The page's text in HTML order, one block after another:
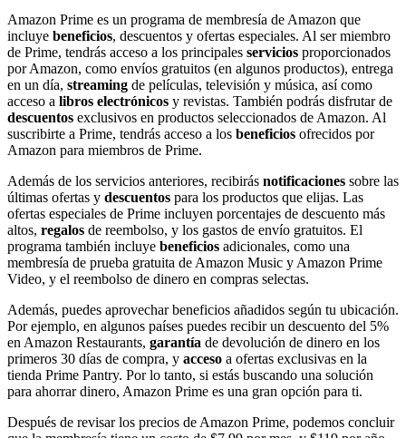
Amazon Prime es un programa de membresía de Amazon que
incluye beneficios, descuentos y ofertas especiales. Al ser miembro
de Prime, tendrás acceso a los principales servicios proporcionados
por Amazon, como envíos gratuitos (en algunos productos), entrega
en un día, streaming de películas, televisión y música, así como
acceso a libros electrónicos y revistas. También podrás disfrutar de
descuentos exclusivos en productos seleccionados de Amazon. Al
suscribirte a Prime, tendrás acceso a los beneficios ofrecidos por
Amazon para miembros de Prime.
Además de los servicios anteriores, recibirás notificaciones sobre las
últimas ofertas y descuentos para los productos que elijas. Las
ofertas especiales de Prime incluyen porcentajes de descuento más
altos, regalos de reembolso, y los gastos de envío gratuitos. El
programa también incluye beneficios adicionales, como una
membresía de prueba gratuita de Amazon Music y Amazon Prime
Video, y el reembolso de dinero en compras selectas.
Además, puedes aprovechar beneficios añadidos según tu ubicación.
Por ejemplo, en algunos países puedes recibir un descuento del 5%
en Amazon Restaurants, garantía de devolución de dinero en los
primeros 30 días de compra, y acceso a ofertas exclusivas en la
tienda Prime Pantry. Por lo tanto, si estás buscando una solución
para ahorrar dinero, Amazon Prime es una gran opción para ti.
Después de revisar los precios de Amazon Prime, podemos concluir